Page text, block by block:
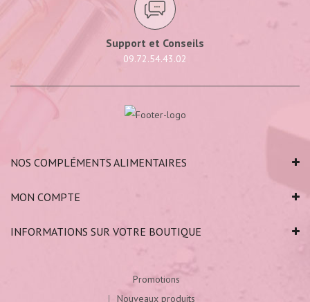
Support et Conseils
09.72.54.43.02
NOS COMPLÉMENTS ALIMENTAIRES
MON COMPTE
INFORMATIONS SUR VOTRE BOUTIQUE
Promotions
Nouveaux produits